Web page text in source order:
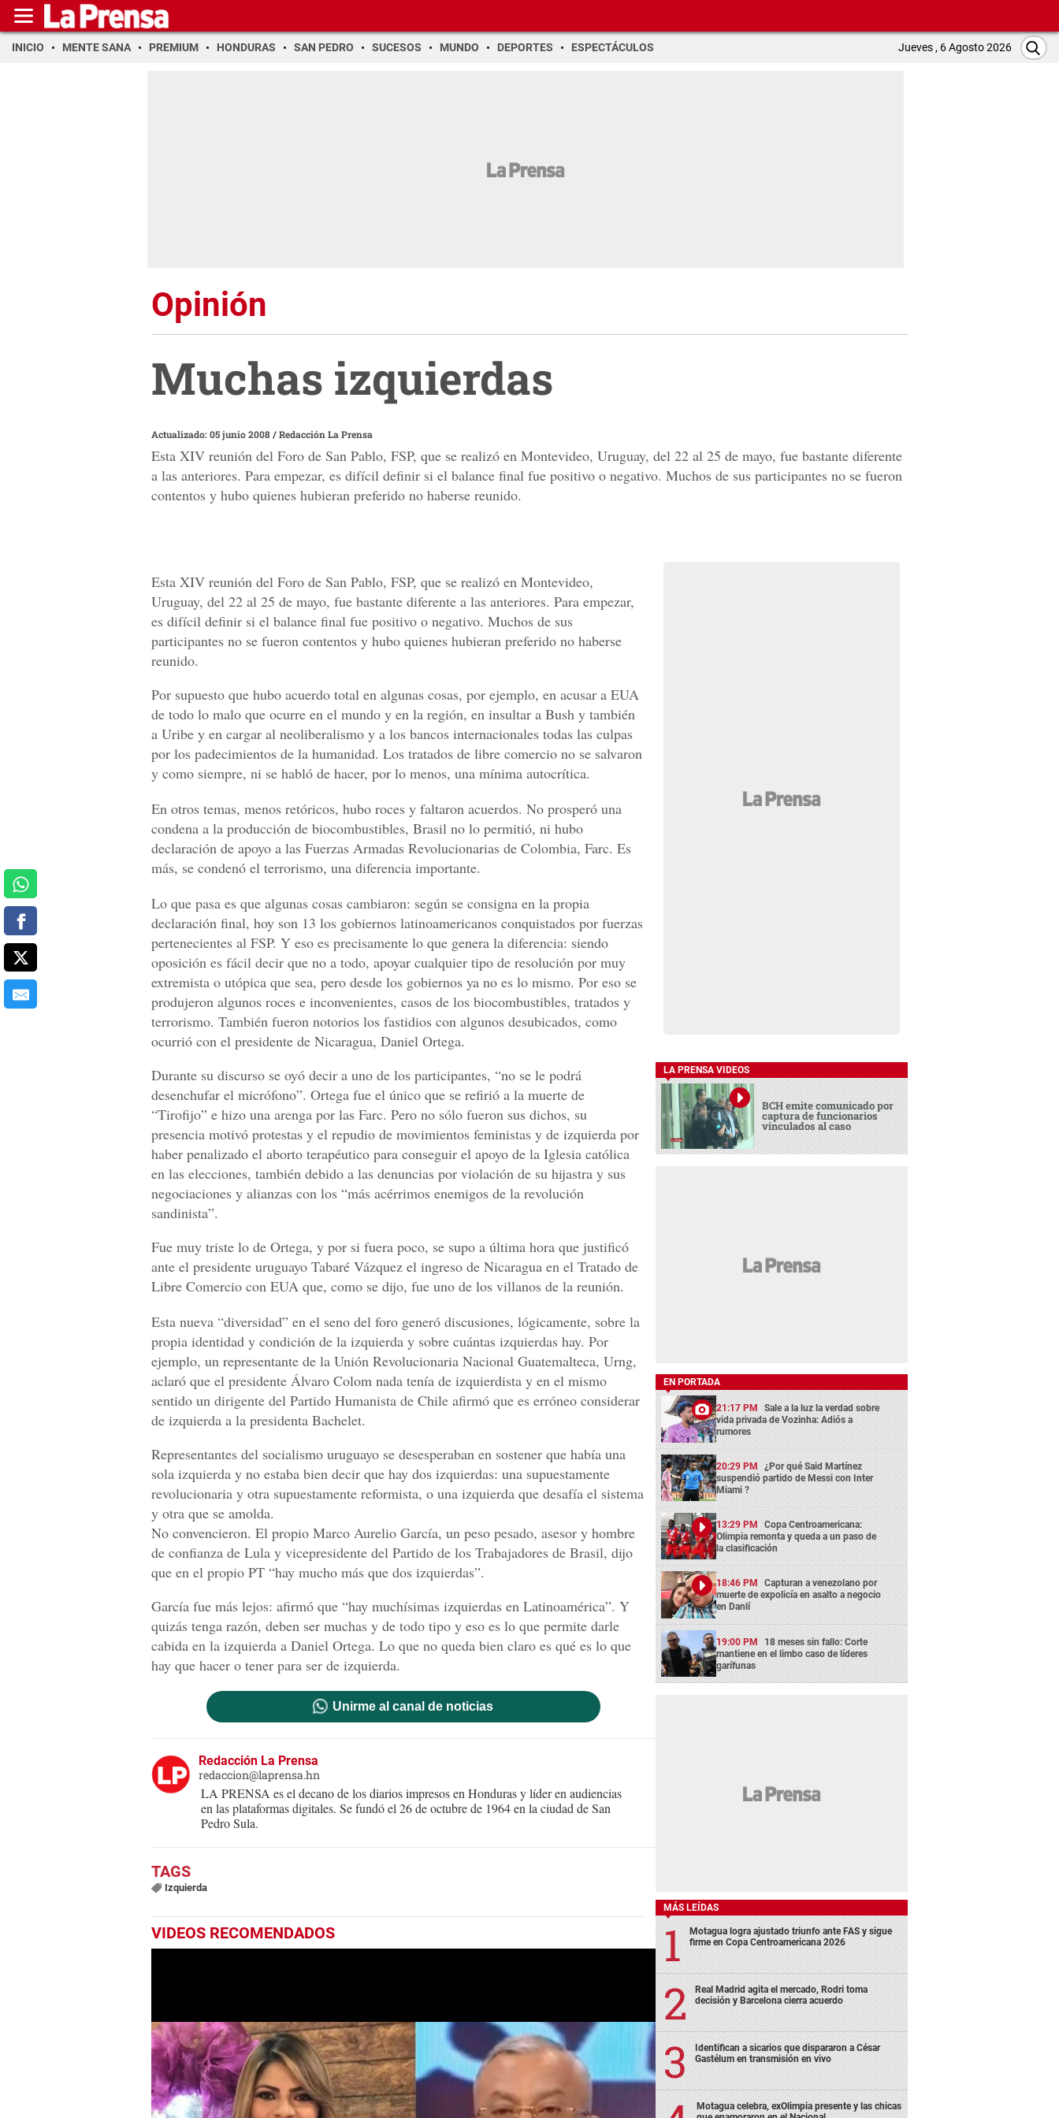
INICIO MENTE SANA PREMIUM HONDURAS SAN PEDRO SUCESOS MUNDO DEPORTES ESPECTÁCULOS Jueves , 6 Agosto 2026
Opinión
Muchas izquierdas
Actualizado: 05 junio 2008/Redacción La Prensa
Esta XIV reunión del Foro de San Pablo, FSP, que se realizó en Montevideo, Uruguay, del 22 al 25 de mayo, fue bastante diferente
a las anteriores. Para empezar, es difícil definir si el balance final fue positivo o negativo. Muchos de sus participantes no se fueron
contentos y hubo quienes hubieran preferido no haberse reunido.
Esta XIV reunión del Foro de San Pablo, FSP, que se realizó en Montevideo,
Uruguay, del 22 al 25 de mayo, fue bastante diferente a las anteriores. Para empezar,
es difícil definir si el balance final fue positivo o negativo. Muchos de sus
participantes no se fueron contentos y hubo quienes hubieran preferido no haberse
reunido.
Por supuesto que hubo acuerdo total en algunas cosas, por ejemplo, en acusar a EUA
de todo lo malo que ocurre en el mundo y en la región, en insultar a Bush y también
a Uribe y en cargar al neoliberalismo y a los bancos internacionales todas las culpas
por los padecimientos de la humanidad. Los tratados de libre comercio no se salvaron
y como siempre, ni se habló de hacer, por lo menos, una mínima autocrítica.
En otros temas, menos retóricos, hubo roces y faltaron acuerdos. No prosperó una
condena a la producción de biocombustibles, Brasil no lo permitió, ni hubo
declaración de apoyo a las Fuerzas Armadas Revolucionarias de Colombia, Farc. Es
más, se condenó el terrorismo, una diferencia importante.
Lo que pasa es que algunas cosas cambiaron: según se consigna en la propia
declaración final, hoy son 13 los gobiernos latinoamericanos conquistados por fuerzas
pertenecientes al FSP. Y eso es precisamente lo que genera la diferencia: siendo
oposición es fácil decir que no a todo, apoyar cualquier tipo de resolución por muy
extremista o utópica que sea, pero desde los gobiernos ya no es lo mismo. Por eso se
produjeron algunos roces e inconvenientes, casos de los biocombustibles, tratados y
terrorismo. También fueron notorios los fastidios con algunos desubicados, como
ocurrió con el presidente de Nicaragua, Daniel Ortega.
Durante su discurso se oyó decir a uno de los participantes, “no se le podrá
desenchufar el micrófono”. Ortega fue el único que se refirió a la muerte de
“Tirofijo” e hizo una arenga por las Farc. Pero no sólo fueron sus dichos, su
presencia motivó protestas y el repudio de movimientos feministas y de izquierda por
haber penalizado el aborto terapéutico para conseguir el apoyo de la Iglesia católica
en las elecciones, también debido a las denuncias por violación de su hijastra y sus
negociaciones y alianzas con los “más acérrimos enemigos de la revolución
sandinista”.
Fue muy triste lo de Ortega, y por si fuera poco, se supo a última hora que justificó
ante el presidente uruguayo Tabaré Vázquez el ingreso de Nicaragua en el Tratado de
Libre Comercio con EUA que, como se dijo, fue uno de los villanos de la reunión.
Esta nueva “diversidad” en el seno del foro generó discusiones, lógicamente, sobre la
propia identidad y condición de la izquierda y sobre cuántas izquierdas hay. Por
ejemplo, un representante de la Unión Revolucionaria Nacional Guatemalteca, Urng,
aclaró que el presidente Álvaro Colom nada tenía de izquierdista y en el mismo
sentido un dirigente del Partido Humanista de Chile afirmó que es erróneo considerar
de izquierda a la presidenta Bachelet.
Representantes del socialismo uruguayo se desesperaban en sostener que había una
sola izquierda y no estaba bien decir que hay dos izquierdas: una supuestamente
revolucionaria y otra supuestamente reformista, o una izquierda que desafía el sistema
y otra que se amolda.
No convencieron. El propio Marco Aurelio García, un peso pesado, asesor y hombre
de confianza de Lula y vicepresidente del Partido de los Trabajadores de Brasil, dijo
que en el propio PT “hay mucho más que dos izquierdas”.
García fue más lejos: afirmó que “hay muchísimas izquierdas en Latinoamérica”. Y
quizás tenga razón, deben ser muchas y de todo tipo y eso es lo que permite darle
cabida en la izquierda a Daniel Ortega. Lo que no queda bien claro es qué es lo que
hay que hacer o tener para ser de izquierda.
Unirme al canal de noticias
Redacción La Prensa
redaccion@laprensa.hn
LA PRENSA es el decano de los diarios impresos en Honduras y líder en audiencias
en las plataformas digitales. Se fundó el 26 de octubre de 1964 en la ciudad de San
Pedro Sula.
Izquierda
VIDEOS RECOMENDADOS
LA PRENSA VIDEOS
BCH emite comunicado por
captura de funcionarios
vinculados al caso
EN PORTADA
21:17 PM Sale a la luz la verdad sobre
vida privada de Vozinha: Adiós a
rumores
20:29 PM ¿Por qué Said Martínez
suspendió partido de Messi con Inter
Miami ?
13:29 PM Copa Centroamericana:
Olimpia remonta y queda a un paso de
la clasificación
18:46 PM Capturan a venezolano por
muerte de expolicía en asalto a negocio
en Danlí
19:00 PM 18 meses sin fallo: Corte
mantiene en el limbo caso de líderes
garífunas
MÁS LEÍDAS
Motagua logra ajustado triunfo ante FAS y sigue
firme en Copa Centroamericana 2026
Real Madrid agita el mercado, Rodri toma
decisión y Barcelona cierra acuerdo
Identifican a sicarios que dispararon a César
Gastélum en transmisión en vivo
Motagua celebra, exOlimpia presente y las chicas